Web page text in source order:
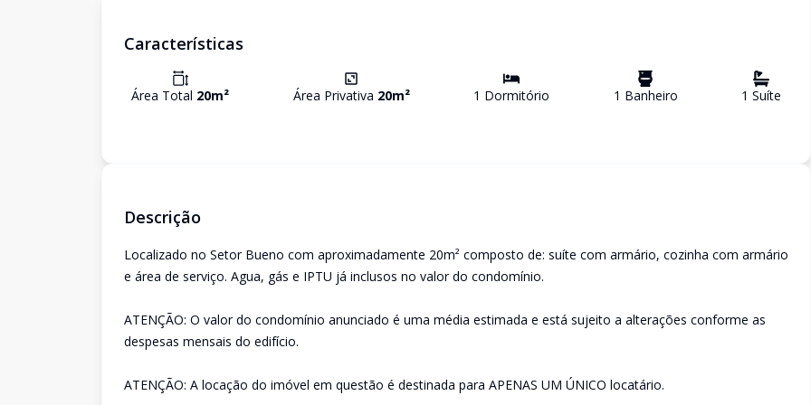
Características
Área Total 20m² Área Privativa 20m² 1 Dormitório 1 Banheiro 1 Suíte
Descrição
Localizado no Setor Bueno com aproximadamente 20m² composto de: suíte com armário, cozinha com armário
e área de serviço. Agua, gás e IPTU já inclusos no valor do condomínio.
ATENÇÃO: O valor do condomínio anunciado é uma média estimada e está sujeito a alterações conforme as
despesas mensais do edifício.
ATENÇÃO: A locação do imóvel em questão é destinada para APENAS UM ÚNICO locatário.